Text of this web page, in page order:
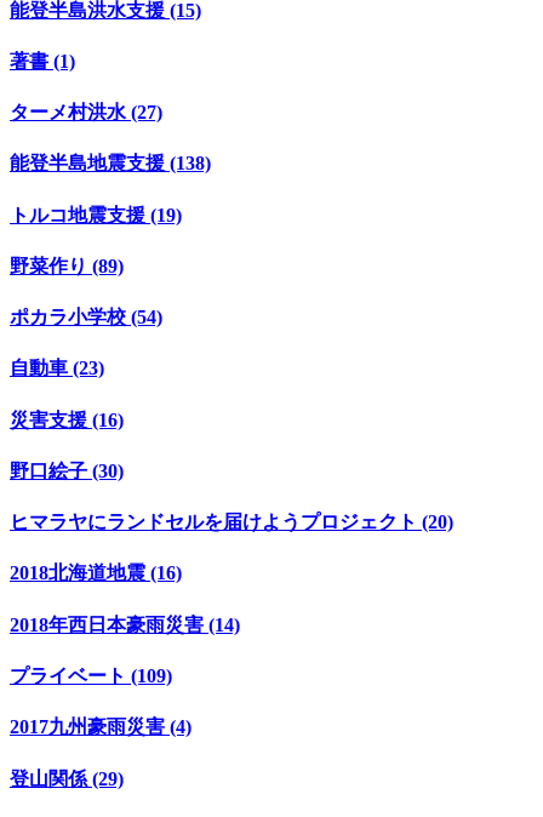
能登半島洪水支援 (15)
著書 (1)
ターメ村洪水 (27)
能登半島地震支援 (138)
トルコ地震支援 (19)
野菜作り (89)
ポカラ小学校 (54)
自動車 (23)
災害支援 (16)
野口絵子 (30)
ヒマラヤにランドセルを届けようプロジェクト (20)
2018北海道地震 (16)
2018年西日本豪雨災害 (14)
プライベート (109)
2017九州豪雨災害 (4)
登山関係 (29)